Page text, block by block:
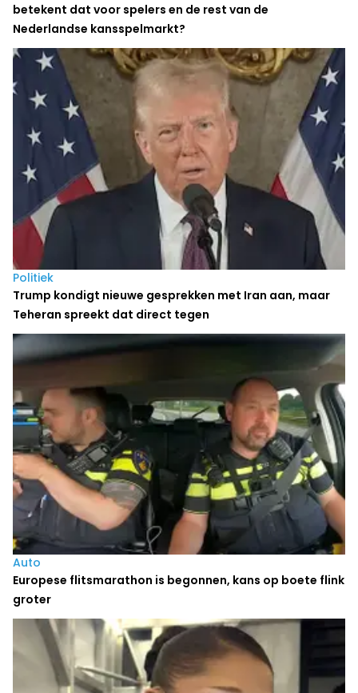
betekent dat voor spelers en de rest van de
Nederlandse kansspelmarkt?
Politiek
Trump kondigt nieuwe gesprekken met Iran aan, maar
Teheran spreekt dat direct tegen
Auto
Europese flitsmarathon is begonnen, kans op boete flink
groter